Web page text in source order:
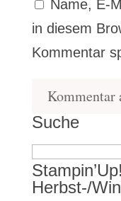
Name, E-
in diesem
Kommentar
Suche
Suchen
nach:
Stampin’Up!
Herbst-/